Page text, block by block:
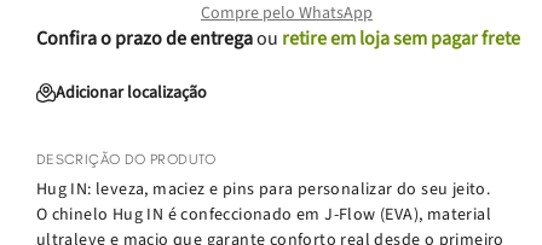
Compre pelo WhatsApp
Confira o prazo de entregaou retire em loja sem pagar frete
Adicionar localização
DESCRIÇÃO DO PRODUTO
Hug IN: leveza, maciez e pins para personalizar do seu jeito.
O chinelo Hug IN é confeccionado em J-Flow (EVA), material
ultraleve e macio que garante conforto real desde o primeiro